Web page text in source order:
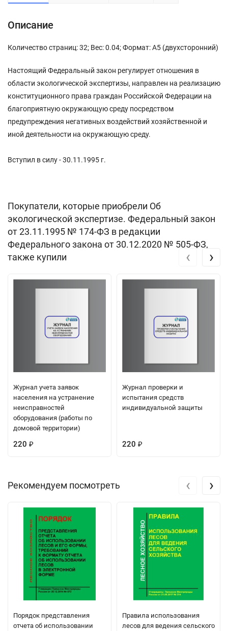
Описание
Количество страниц: 32; Вес: 0.04; Формат: А5 (двухсторонний)
Настоящий Федеральный закон регулирует отношения в
области экологической экспертизы, направлен на реализацию
конституционного права граждан Российской Федерации на
благоприятную окружающую среду посредством
предупреждения негативных воздействий хозяйственной и
иной деятельности на окружающую среду.
Вступил в силу - 30.11.1995 г.
Покупатели, которые приобрели Об
экологической экспертизе. Федеральный закон
от 23.11.1995 № 174-ФЗ в редакции
Федерального закона от 30.12.2020 № 505-ФЗ,
также купили
Журнал учета заявок
населения на устранение
неисправностей
оборудования (работы по
домовой территории)
220 ₽
Журнал проверки и
испытания средств
индивидуальной защиты
220 ₽
‹ ›
Рекомендуем посмотреть
Порядок представления
отчета об использовании
Правила использования
лесов для ведения сельского
‹ ›